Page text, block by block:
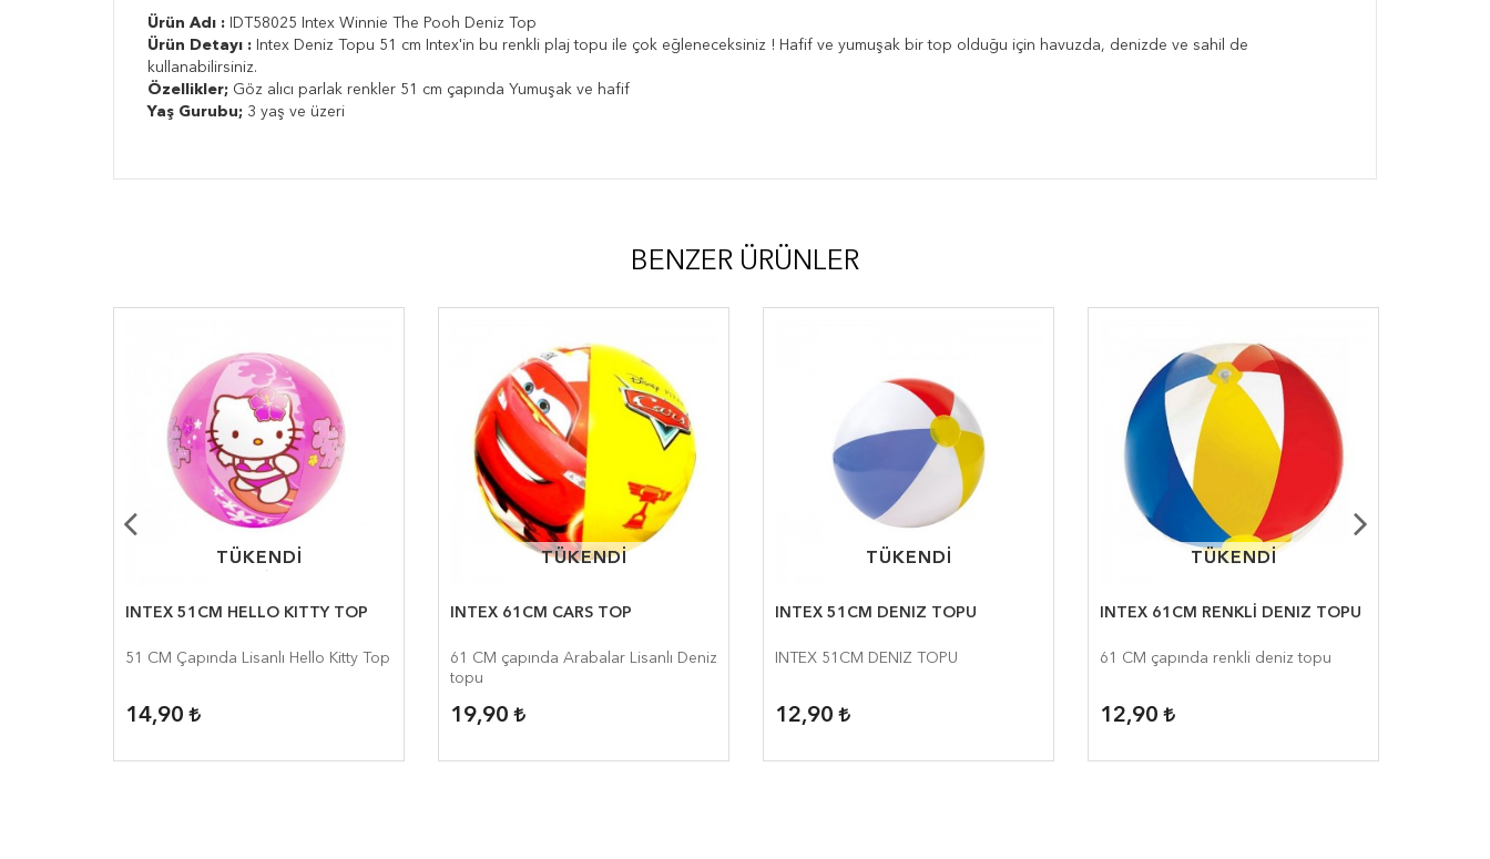
Ürün Adı :
IDT58025 Intex Winnie The Pooh Deniz Top
Ürün Detayı : Intex Deniz Topu 51 cm Intex'in bu renkli plaj topu ile çok eğleneceksiniz ! Hafif ve yumuşak bir top olduğu için havuzda, denizde ve sahil de
kullanabilirsiniz.
Özellikler; Göz alıcı parlak renkler 51 cm çapında Yumuşak ve hafif
Yaş Gurubu; 3 yaş ve üzeri
BENZER ÜRÜNLER
TÜKENDİ
TÜKENDİ
INTEX 51CM HELLO KITTY TOP
51 CM Çapında Lisanlı Hello Kitty Top
14,90
TÜKENDİ
TÜKENDİ
INTEX 61CM CARS TOP
61 CM çapında Arabalar Lisanlı Deniz
topu
19,90
TÜKENDİ
TÜKENDİ
INTEX 51CM DENIZ TOPU
INTEX 51CM DENIZ TOPU
12,90
TÜKENDİ
TÜKENDİ
INTEX 61CM RENKLİ DENIZ TOPU
61 CM çapında renkli deniz topu
12,90